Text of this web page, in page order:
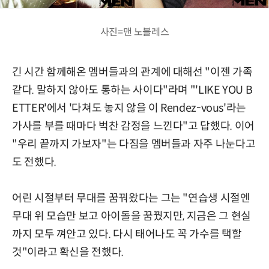
사진=맨 노블레스
긴 시간 함께해온 멤버들과의 관계에 대해선 "이젠 가족
같다. 말하지 않아도 통하는 사이다"라며 "'LIKE YOU B
ETTER'에서 '다쳐도 놓지 않을 이 Rendez-vous'라는
가사를 부를 때마다 벅찬 감정을 느낀다"고 답했다. 이어
"우리 끝까지 가보자"는 다짐을 멤버들과 자주 나눈다고
도 전했다.
어린 시절부터 무대를 꿈꿔왔다는 그는 "연습생 시절엔
무대 위 모습만 보고 아이돌을 꿈꿨지만, 지금은 그 현실
까지 모두 껴안고 있다. 다시 태어나도 꼭 가수를 택할
것"이라고 확신을 전했다.